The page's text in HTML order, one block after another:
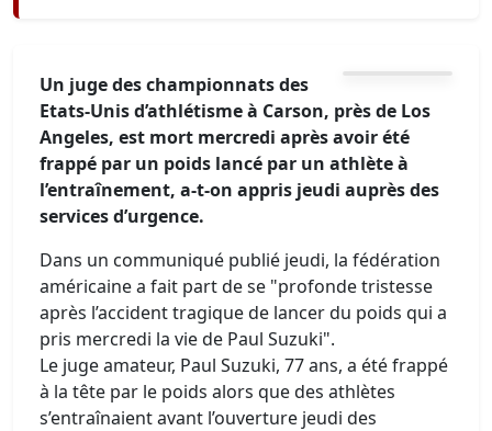
Un juge des championnats des
Etats-Unis d’athlétisme à Carson, près de Los
Angeles, est mort mercredi après avoir été
frappé par un poids lancé par un athlète à
l’entraînement, a-t-on appris jeudi auprès des
services d’urgence.
Dans un communiqué publié jeudi, la fédération
américaine a fait part de se "profonde tristesse
après l’accident tragique de lancer du poids qui a
pris mercredi la vie de Paul Suzuki".
Le juge amateur, Paul Suzuki, 77 ans, a été frappé
à la tête par le poids alors que des athlètes
s’entraînaient avant l’ouverture jeudi des